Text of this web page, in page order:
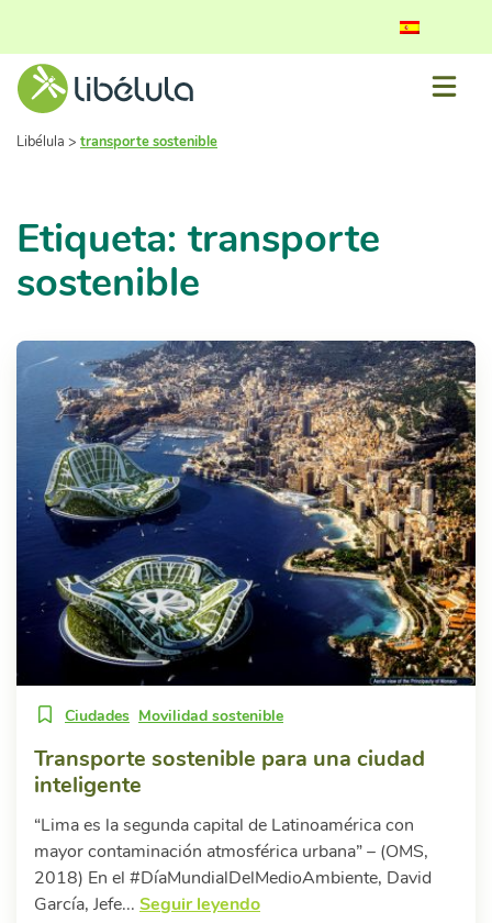
Libélula > transporte sostenible
Etiqueta: transporte
sostenible
Ciudades Movilidad sostenible
Transporte sostenible para una ciudad
inteligente
“Lima es la segunda capital de Latinoamérica con
mayor contaminación atmosférica urbana” – (OMS,
2018) En el #DíaMundialDelMedioAmbiente, David
García, Jefe... Seguir leyendo